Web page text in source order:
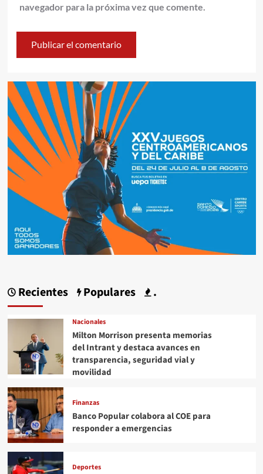
navegador para la próxima vez que comente.
Recientes Populares .
Nacionales
Milton Morrison presenta memorias
del Intrant y destaca avances en
transparencia, seguridad vial y
movilidad
Finanzas
Banco Popular colabora al COE para
responder a emergencias
Deportes